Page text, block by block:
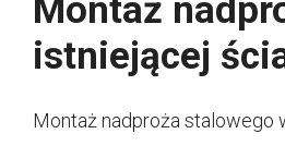
Montaż
istniejącej
Montaż nadproża stalowego